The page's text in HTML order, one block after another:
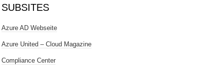
SUBSITES
Azure AD Webseite
Azure United – Cloud Magazine
Compliance Center